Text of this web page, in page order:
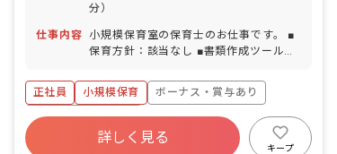
分）
仕事内容
小規模保育室の保育士のお仕事です。 ■
保育方針：該当なし ■書類作成ツール導
あり
正社員 小規模保育
ボーナス・賞与あり
年間休日120日以上
寮・住宅・家賃補助あり
社会保険完備
詳しく見る
キープ